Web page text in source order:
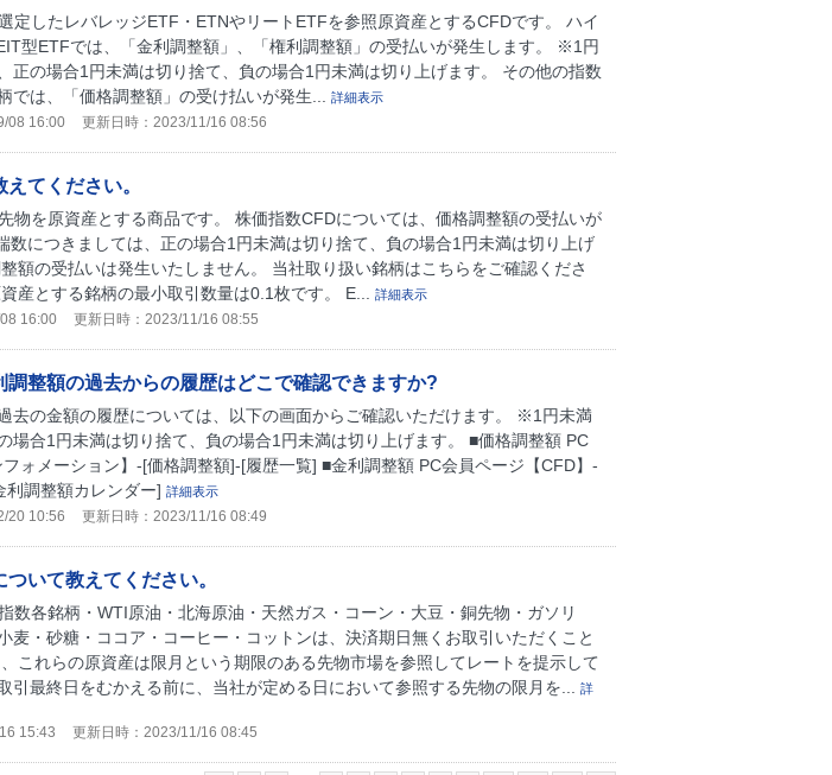
定したレバレッジETF・ETNやリートETFを参照原資産とするCFDです。 ハイ
型ETFでは、「金利調整額」、「権利調整額」の受払いが発生します。 ※1円
正の場合1円未満は切り捨て、負の場合1円未満は切り上げます。 その他の指数
では、「価格調整額」の受け払いが発生...
詳細表示
08 16:00 更新日時：2023/11/16 08:56
てください。
物を原資産とする商品です。 株価指数CFDについては、価格調整額の受払いが
につきましては、正の場合1円未満は切り捨て、負の場合1円未満は切り上げ
額の受払いは発生いたしません。 当社取り扱い銘柄はこちらをご確認くださ
産とする銘柄の最小取引数量は0.1枚です。 E...
詳細表示
16:00 更新日時：2023/11/16 08:55
整額の過去からの履歴はどこで確認できますか?
去の金額の履歴については、以下の画面からご確認いただけます。 ※1円未満
場合1円未満は切り捨て、負の場合1円未満は切り上げます。 ■価格調整額 PC
ォメーション】-[価格調整額]-[履歴一覧] ■金利調整額 PC会員ページ【CFD】-
利調整額カレンダー] 詳細表示
20 10:56 更新日時：2023/11/16 08:49
いて教えてください。
数各銘柄・WTI原油・北海原油・天然ガス・コーン・大豆・銅先物・ガソリ
麦・砂糖・ココア・コーヒー・コットンは、決済期日無くお取引いただくこと
これらの原資産は限月という期限のある先物市場を参照してレートを提示して
引最終日をむかえる前に、当社が定める日において参照する先物の限月を...
詳
15:43 更新日時：2023/11/16 08:45